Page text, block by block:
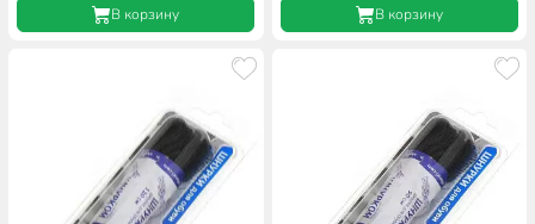
В корзину В корзину